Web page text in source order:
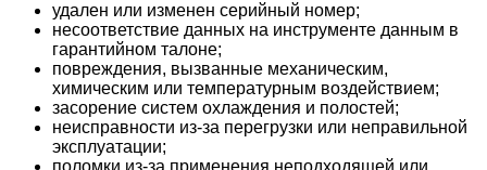
удален или изменен серийный номер;
несоответствие данных на инструменте данным в
гарантийном талоне;
повреждения, вызванные механическим,
химическим или температурным воздействием;
засорение систем охлаждения и полостей;
неисправности из-за перегрузки или неправильной
эксплуатации;
поломки из-за применения неподходящей или